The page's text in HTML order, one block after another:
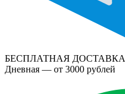
БЕСПЛАТНАЯ ДОСТАВКА
Дневная — от 3000 рублей